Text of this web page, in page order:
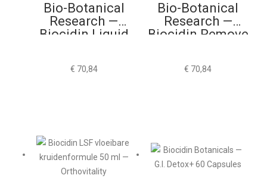
Bio-Botanical
Research —
Biocidin Liquid
€ 70,84
Bio-Botanical
Research —
Biocidin Remove
€ 70,84